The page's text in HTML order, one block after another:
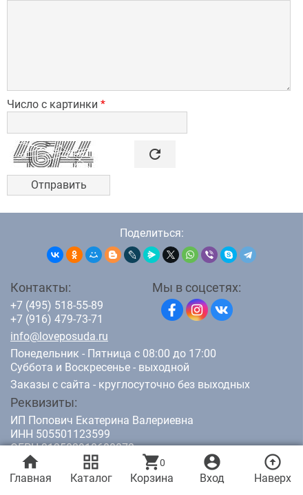
home
Главная
grid_view
Каталог
shopping_cart0
Корзина
account_circle
Вход
arrow_circle_up
Наверх
Число с картинки *
 refresh
Поделиться:
Контакты:
+7 (495) 518-55-89
+7 (916) 479-73-71
info@loveposuda.ru
Понедельник - Пятница с 08:00 до 17:00
Суббота и Воскресенье - выходной
Заказы с сайта - круглосуточно без выходных
Реквизиты:
ИП Попович Екатерина Валериевна
ИНН 505501123599
ОГРН 312502918600072
Мы в соцсетях:
© 2011-2026 LovePosuda.ru - интернет магазин кухонной посуды.